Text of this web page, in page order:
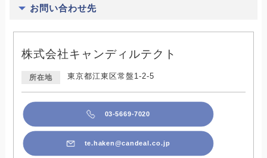
お問い合わせ先
株式会社キャンディルテクト
所在地 東京都江東区常盤1-2-5
03-5669-7020
te.haken@candeal.co.jp